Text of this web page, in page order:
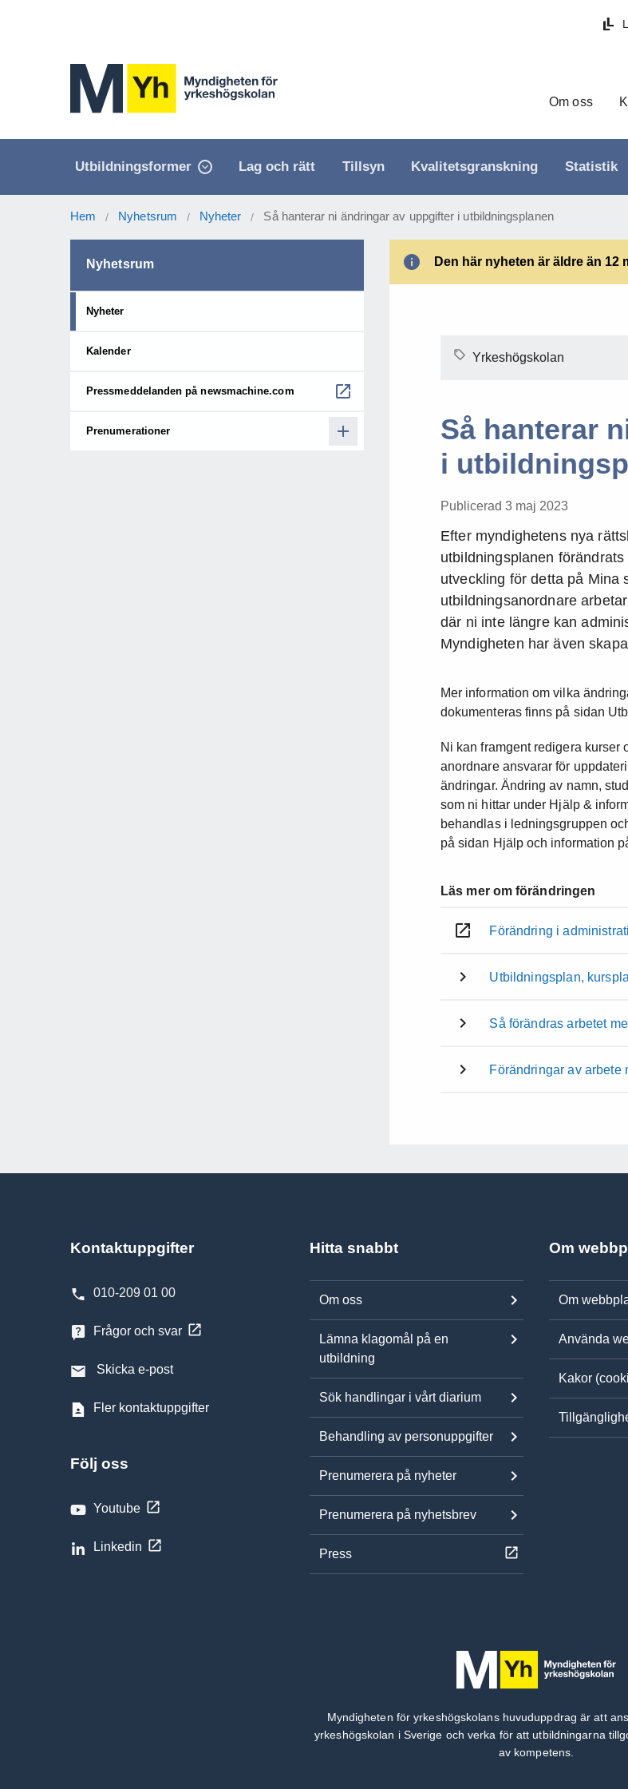
Om oss
Utbildningsformer Lag och rätt Tillsyn Kvalitetsgranskning Statistik
Hem / Nyhetsrum / Nyheter / Så hanterar ni ändringar av uppgifter i utbildningsplanen
Den här nyheten är äldre än
Yrkeshögskolan
Så hanterar
i
Publicerad 3 maj 2023
Efter myndighetens nya
utbildningsplanen
utveckling för detta på Mina
utbildningsanordnare
där ni inte längre kan
Myndigheten har även
Mer information om vilka
dokumenteras finns på sidan
Ni kan framgent redigera
anordnare ansvarar för
ändringar. Ändring av namn,
som ni hittar under Hjälp &
behandlas i ledningsgruppen
på sidan Hjälp och information
Läs mer om förändringen
Förändring i
Utbildningsplan,
Så förändras arbetet
Förändringar av
Nyhetsrum
Nyheter
Kalender
Pressmeddelanden på newsmachine.com
Prenumerationer
Kontaktuppgifter
010-209 01 00
Frågor och svar
Skicka e-post
Fler kontaktuppgifter
Följ oss
Youtube
Linkedin
Hitta snabbt
Om oss
Lämna klagomål på en
utbildning
Sök handlingar i vårt diarium
Behandling av personuppgifter
Prenumerera på nyheter
Prenumerera på nyhetsbrev
Press
Om
Om
Använda
Kakor
Myndigheten för yrkeshögskolans huvuduppdrag är att
yrkeshögskolan i Sverige och verka för att utbildningarna
av kompetens.